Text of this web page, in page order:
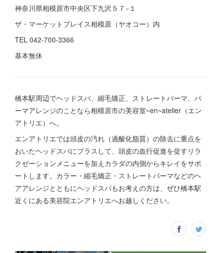
神奈川県相模原市中央区下九沢５７−１
ザ・マーケットプレイス相模原（ヤオコー）内
TEL 042-700-3366
基本無休
橋本駅周辺でヘッドスパ、縮毛矯正、ストレートパーマ、パ
ーマアレンジのことなら相模原市の美容室~en~atelier（エン
アトリエ）へ。
エンアトリエでは頭皮の汚れ（過酸化脂質）の除去に重点を
おいたヘッドスパにプラスして、頭皮の血行促進を促すリラ
クゼーションメニューを加えカラダの内側からキレイをサポ
ートします。カラー・縮毛矯正・ストレートパーマなどのヘ
アアレンジとともにヘッドスパもお考えの方は、ぜひ橋本駅
近くにある美容院エンアトリエへお越しください。